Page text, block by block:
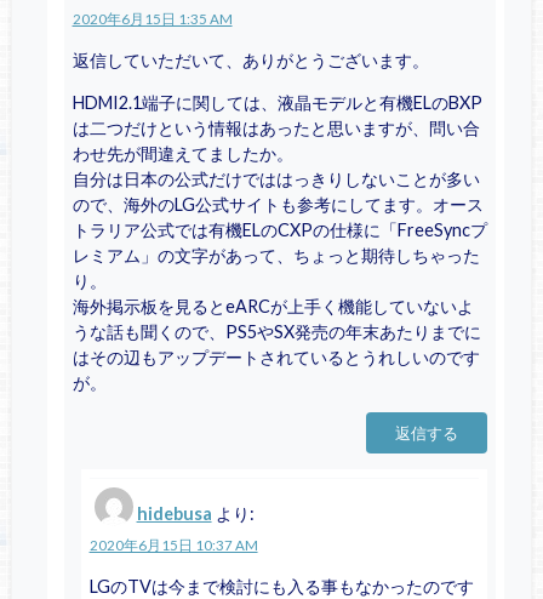
2020年6月15日 1:35 AM
返信していただいて、ありがとうございます。
HDMI2.1端子に関しては、液晶モデルと有機ELのBXP
は二つだけという情報はあったと思いますが、問い合
わせ先が間違えてましたか。
自分は日本の公式だけでははっきりしないことが多い
ので、海外のLG公式サイトも参考にしてます。オース
トラリア公式では有機ELのCXPの仕様に「FreeSyncプ
レミアム」の文字があって、ちょっと期待しちゃった
り。
海外掲示板を見るとeARCが上手く機能していないよ
うな話も聞くので、PS5やSX発売の年末あたりまでに
はその辺もアップデートされているとうれしいのです
が。
返信する
hidebusa より:
2020年6月15日 10:37 AM
LGのTVは今まで検討にも入る事もなかったのです